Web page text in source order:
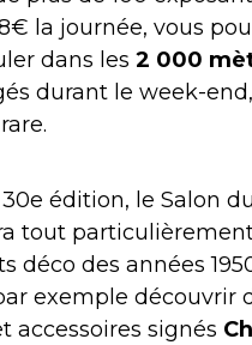
la journée, vous
dans les 2 000
durant le week-
édition, le Salon
tout
déco des années
exemple découvrir
accessoires signés